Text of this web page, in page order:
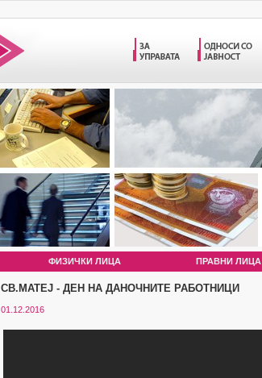
ФИЗИЧКИ ЛИЦА ПРАВНИ ЛИЦА
СВ.МАТЕЈ - ДЕН НА ДАНОЧНИТЕ РАБОТНИЦИ
01.12.2016